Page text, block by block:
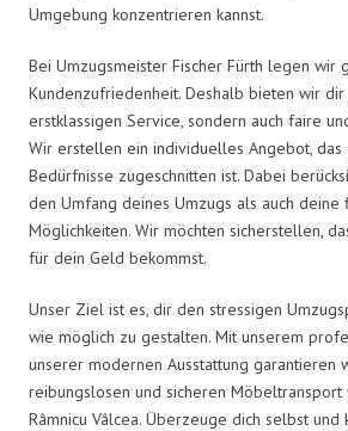
Umgebung konzentrieren kannst.
Bei Umzugsmeister Fischer Fürth legen wir
Kundenzufriedenheit. Deshalb bieten wir dir
erstklassigen Service, sondern auch faire
Wir erstellen ein individuelles Angebot, das
Bedürfnisse zugeschnitten ist. Dabei
den Umfang deines Umzugs als auch deine
Möglichkeiten. Wir möchten sicherstellen,
für dein Geld bekommst.
Unser Ziel ist es, dir den stressigen
wie möglich zu gestalten. Mit unserem
unserer modernen Ausstattung garantieren
reibungslosen und sicheren Möbeltransport
Râmnicu Vâlcea. Überzeuge dich selbst und